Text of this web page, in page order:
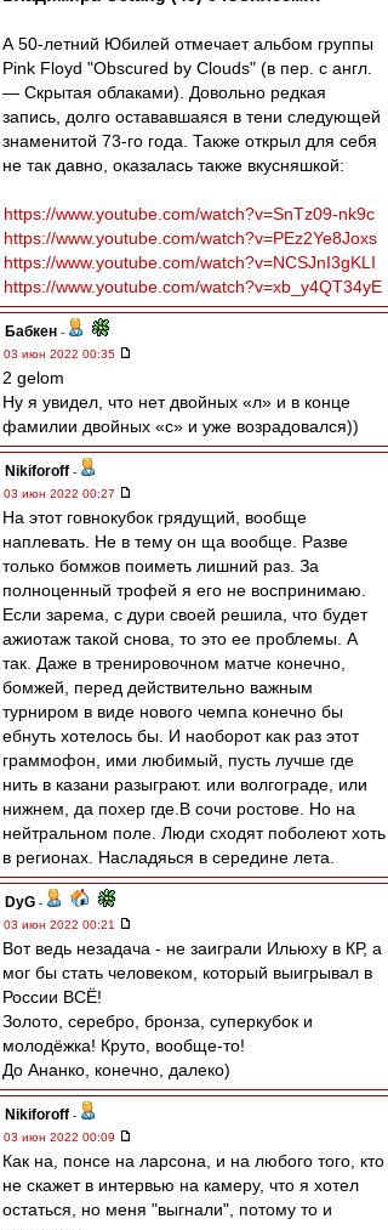
А 50-летний Юбилей отмечает альбом группы
Pink Floyd "Obscured by Clouds" (в пер. с англ.
— Скрытая облаками). Довольно редкая
запись, долго остававшаяся в тени следующей
знаменитой 73-го года. Также открыл для себя
не так давно, оказалась также вкусняшкой:
https://www.youtube.com/watch?v=SnTz09-nk9c
https://www.youtube.com/watch?v=PEz2Ye8Joxs
https://www.youtube.com/watch?v=NCSJnI3gKLI
https://www.youtube.com/watch?v=xb_y4QT34yE
Бабкен -
03 июн 2022 00:35
2 gelom
Ну я увидел, что нет двойных «л» и в конце
фамилии двойных «с» и уже возрадовался))
Nikiforoff -
03 июн 2022 00:27
На этот говнокубок грядущий, вообще
наплевать. Не в тему он ща вообще. Разве
только бомжов поиметь лишний раз. За
полноценный трофей я его не воспринимаю.
Если зарема, с дури своей решила, что будет
ажиотаж такой снова, то это ее проблемы. А
так. Даже в тренировочном матче конечно,
бомжей, перед действительно важным
турниром в виде нового чемпа конечно бы
ебнуть хотелось бы. И наоборот как раз этот
граммофон, ими любимый, пусть лучше где
нить в казани разыграют. или волгограде, или
нижнем, да похер где.В сочи ростове. Но на
нейтральном поле. Люди сходят поболеют хоть
в регионах. Насладяься в середине лета.
DyG -
03 июн 2022 00:21
Вот ведь незадача - не заиграли Ильюху в КР, а
мог бы стать человеком, который выигрывал в
России ВСЁ!
Золото, серебро, бронза, суперкубок и
молодёжка! Круто, вообще-то!
До Ананко, конечно, далеко)
Nikiforoff -
03 июн 2022 00:09
Как на, понсе на ларсона, и на любого того, кто
не скажет в интервью на камеру, что я хотел
остаться, но меня "выгнали", потому то и